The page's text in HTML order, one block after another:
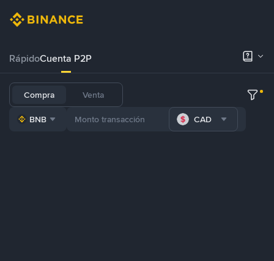
RápidoCuenta P2P
Compra Venta
BNB CAD